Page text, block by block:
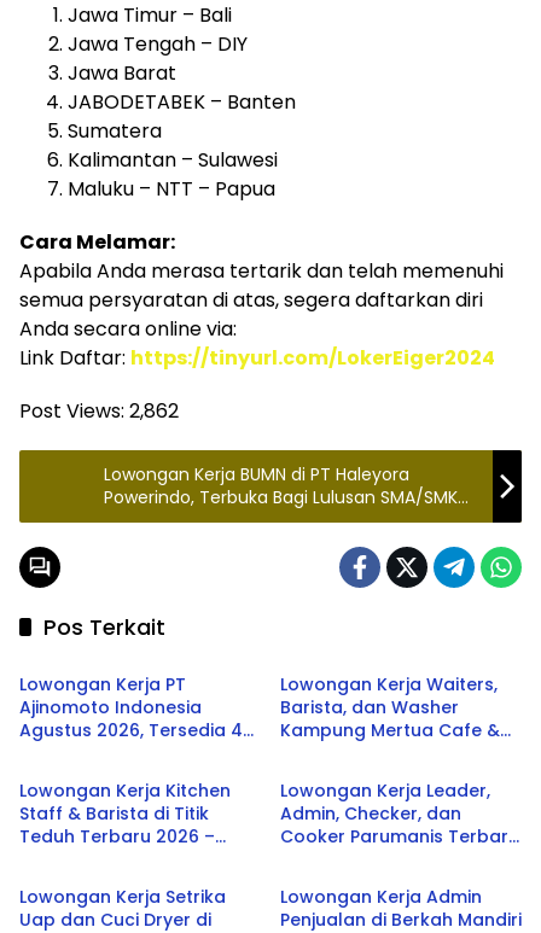
Jawa Timur – Bali
Jawa Tengah – DIY
Jawa Barat
JABODETABEK – Banten
Sumatera
Kalimantan – Sulawesi
Maluku – NTT – Papua
Cara Melamar:
Apabila Anda merasa tertarik dan telah memenuhi
semua persyaratan di atas, segera daftarkan diri
Anda secara online via:
Link Daftar: https://tinyurl.com/LokerEiger2024
Post Views: 2,862
Lowongan Kerja BUMN di PT Haleyora
Powerindo, Terbuka Bagi Lulusan SMA/SMK
Sederajat, Ditutup 21 November 2024
Pos Terkait
SMA/SMK
Lowongan Kerja PT
Ajinomoto Indonesia
Agustus 2026, Tersedia 4
Lowongan Kerja Waiters,
Barista, dan Washer
Kampung Mertua Cafe &
SMA/SMK
Lowongan Kerja Kitchen
Staff & Barista di Titik
Teduh Terbaru 2026 –
SMA/SMK
Lowongan Kerja Leader,
Admin, Checker, dan
Cooker Parumanis Terbaru
SMA/SMK
Lowongan Kerja Setrika
Uap dan Cuci Dryer di
SMA/SMK
Lowongan Kerja Admin
Penjualan di Berkah Mandiri